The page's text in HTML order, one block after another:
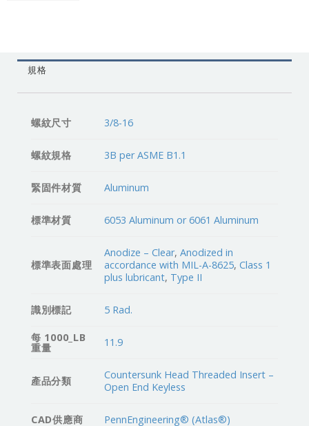
規格
螺紋尺寸 3/8-16
螺紋規格 3B per ASME B1.1
緊固件材質 Aluminum
標準材質 6053 Aluminum or 6061 Aluminum
標準表面處理
Anodize – Clear,Anodized in
accordance with MIL-A-8625,Class 1
plus lubricant, Type II
識別標記 5 Rad.
每 1000_LB
重量 11.9
產品分類
Countersunk Head Threaded Insert –
Open End Keyless
CAD供應商 PennEngineering® (Atlas®)